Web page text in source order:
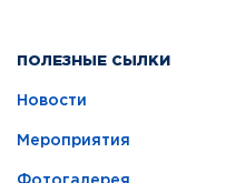
ПОЛЕЗНЫЕ СЫЛКИ
Новости
Мероприятия